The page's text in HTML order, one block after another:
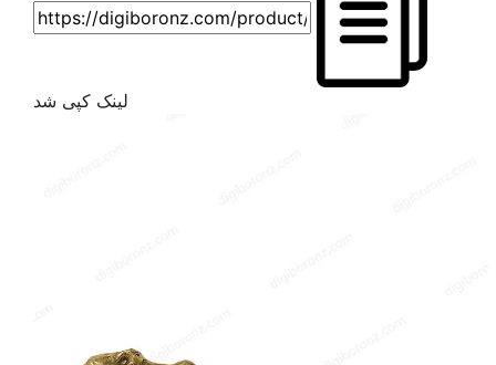
لینک کپی شد